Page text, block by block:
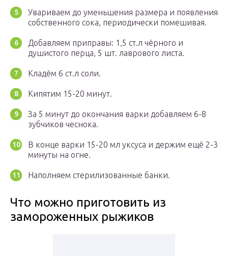
Увариваем до уменьшения размера и появления
собственного сока, периодически помешивая.
Добавляем приправы: 1,5 ст.л чёрного и
душистого перца, 5 шт. лаврового листа.
Кладём 6 ст.л соли.
Кипятим 15-20 минут.
За 5 минут до окончания варки добавляем 6-8
зубчиков чеснока.
В конце варки 15-20 мл уксуса и держим ещё 2-3
минуты на огне.
Наполняем стерилизованные банки.
Что можно приготовить из
замороженных рыжиков